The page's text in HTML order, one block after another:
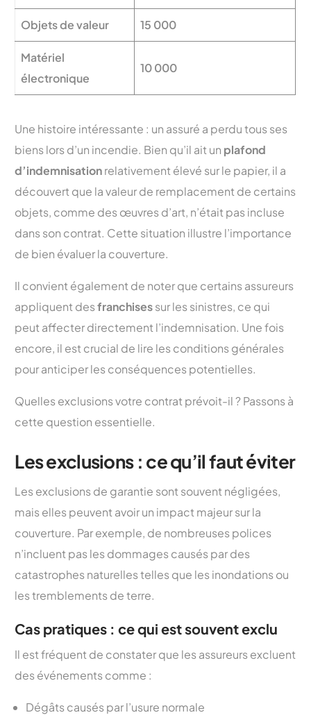
Objets de valeur 15 000
Matériel
électronique
10 000
Une histoire intéressante : un assuré a perdu tous ses
biens lors d’un incendie. Bien qu’il ait un plafond
d’indemnisationrelativement élevé sur le papier, il a
découvert que la valeur de remplacement de certains
objets, comme des œuvres d’art, n’était pas incluse
dans son contrat. Cette situation illustre l’importance
de bien évaluer la couverture.
Il convient également de noter que certains assureurs
appliquent desfranchisessur les sinistres, ce qui
peut affecter directement l’indemnisation. Une fois
encore, il est crucial de lire les conditions générales
pour anticiper les conséquences potentielles.
Quelles exclusions votre contrat prévoit-il ? Passons à
cette question essentielle.
Les exclusions : ce qu’il faut éviter
Les exclusions de garantie sont souvent négligées,
mais elles peuvent avoir un impact majeur sur la
couverture. Par exemple, de nombreuses polices
n’incluent pas les dommages causés par des
catastrophes naturelles telles que les inondations ou
les tremblements de terre.
Cas pratiques : ce qui est souvent exclu
Il est fréquent de constater que les assureurs excluent
des événements comme :
Dégâts causés par l’usure normale